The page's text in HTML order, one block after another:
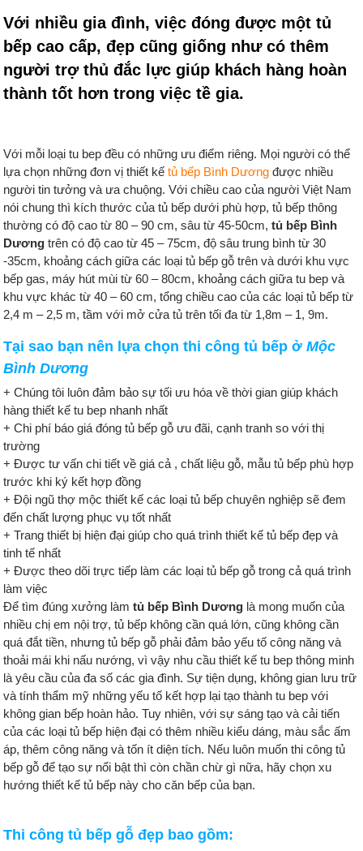
Với nhiều gia đình, việc đóng được một tủ
bếp cao cấp, đẹp cũng giống như có thêm
người trợ thủ đắc lực giúp khách hàng hoàn
thành tốt hơn trong việc tề gia.
Với mỗi loại tu bep đều có những ưu điểm riêng. Mọi người có thể
lựa chọn những đơn vị thiết kếtủ bếp Bình Dương được nhiều
người tin tưởng và ưa chuộng. Với chiều cao của người Việt Nam
nói chung thì kích thước của tủ bếp dưới phù hợp, tủ bếp thông
thường có độ cao từ 80 – 90 cm, sâu từ 45-50cm,tủ bếp Bình
Dương trên có độ cao từ 45 – 75cm, độ sâu trung bình từ 30
-35cm, khoảng cách giữa các loại tủ bếp gỗ trên và dưới khu vực
bếp gas, máy hút mùi từ 60 – 80cm, khoảng cách giữa tu bep và
khu vực khác từ 40 – 60 cm, tổng chiều cao của các loại tủ bếp từ
2,4 m – 2,5 m, tầm với mở cửa tủ trên tối đa từ 1,8m – 1, 9m.
Tại sao bạn nên lựa chọn thi công tủ bếp ởMộc
Bình Dương
+ Chúng tôi luôn đảm bảo sự tối ưu hóa về thời gian giúp khách
hàng thiết kế tu bep nhanh nhất
+ Chi phí báo giá đóng tủ bếp gỗ ưu đãi, cạnh tranh so với thị
trường
+ Được tư vấn chi tiết về giá cả , chất liệu gỗ, mẫu tủ bếp phù hợp
trước khi ký kết hợp đồng
+ Đội ngũ thợ mộc thiết kế các loại tủ bếp chuyên nghiệp sẽ đem
đến chất lượng phục vụ tốt nhất
+ Trang thiết bị hiện đại giúp cho quá trình thiết kế tủ bếp đẹp và
tinh tế nhất
+ Được theo dõi trực tiếp làm các loại tủ bếp gỗ trong cả quá trình
làm việc
Để tìm đúng xưởng làmtủ bếp Bình Dương là mong muốn của
nhiều chị em nội trợ, tủ bếp không cần quá lớn, cũng không cần
quá đắt tiền, nhưng tủ bếp gỗ phải đảm bảo yếu tố công năng và
thoải mái khi nấu nướng, vì vậy nhu cầu thiết kế tu bep thông minh
là yêu cầu của đa số các gia đình. Sự tiện dụng, không gian lưu trữ
và tính thẩm mỹ những yếu tố kết hợp lại tạo thành tu bep với
không gian bếp hoàn hảo. Tuy nhiên, với sự sáng tạo và cải tiến
của các loại tủ bếp hiện đại có thêm nhiều kiểu dáng, màu sắc ấm
áp, thêm công năng và tốn ít diện tích. Nếu luôn muốn thi công tủ
bếp gỗ để tạo sự nổi bật thì còn chần chừ gì nữa, hãy chọn xu
hướng thiết kế tủ bếp này cho căn bếp của bạn.
Thi công tủ bếp gỗ đẹp bao gồm: